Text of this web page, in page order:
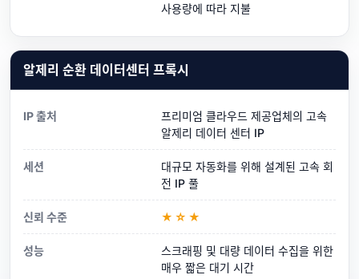
사용량에 따라 지불
알제리 순환 데이터센터 프록시
IP 출처
프리미엄 클라우드 제공업체의 고속
알제리 데이터 센터 IP
세션
대규모 자동화를 위해 설계된 고속 회
전 IP 풀
신뢰 수준 ★☆★
성능
스크래핑 및 대량 데이터 수집을 위한
매우 짧은 대기 시간